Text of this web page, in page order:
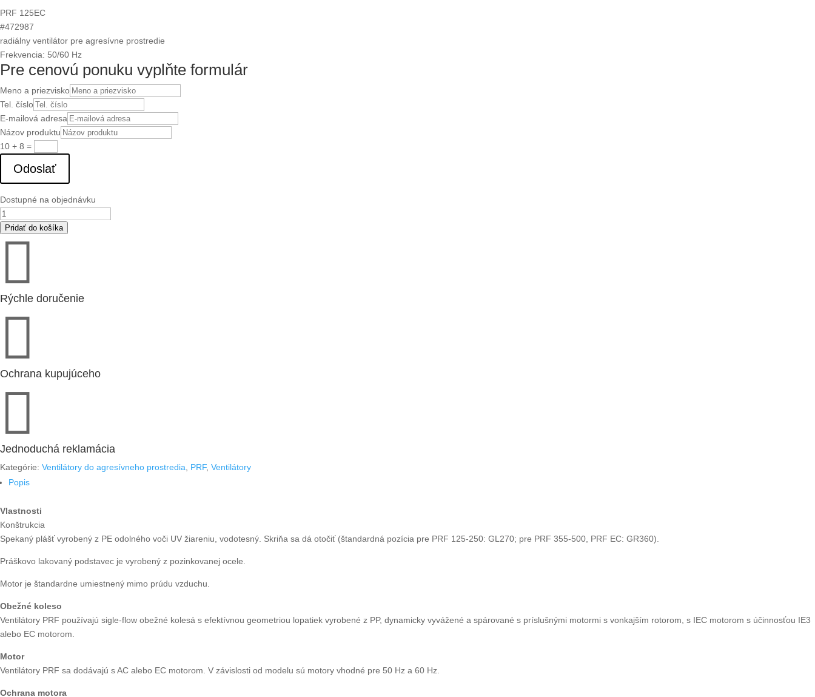
PRF 125EC
#472987
radiálny ventilátor pre agresívne prostredie
Frekvencia: 50/60 Hz
Pre cenovú ponuku vyplňte formulár
Meno a priezvisko
Tel. číslo
E-mailová adresa
Názov produktu
10 + 8 =
Odoslať
Dostupné na objednávku
množstvo
PRF
125EC
ventilátor
Pridať do košíka

Rýchle doručenie

Ochrana kupujúceho

Jednoduchá reklamácia
Kategórie: Ventilátory do agresívneho prostredia PRF, Ventilátory
Popis
Vlastnosti
Konštrukcia
Spekaný plášť vyrobený z PE odolného voči UV žiareniu, vodotesný. Skriňa sa dá otočiť (štandardná pozícia pre PRF 125-250: GL270; pre PRF 355-500, PRF EC: GR360).
Práškovo lakovaný podstavec je vyrobený z pozinkovanej ocele.
Motor je štandardne umiestnený mimo prúdu vzduchu.
Obežné koleso
Ventilátory PRF používajú sigle-flow obežné kolesá s efektívnou geometriou lopatiek vyrobené z PP, dynamicky vyvážené a spárované s príslušnými motormi s vonkajším rotorom, s IEC motorom s účinnosťou IE3
alebo EC motorom.
Motor
Ventilátory PRF sa dodávajú s AC alebo EC motorom. V závislosti od modelu sú motory vhodné pre 50 Hz a 60 Hz.
Ochrana motora